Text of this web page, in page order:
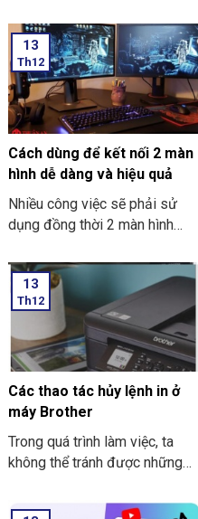
bị mất điện bạn quên chưa kịp
lưu hay laptop tắt nguồn đột
ngột làm cho bạn chưa thể kịp
lưu file. Và dưới đây là những
cách hướng dẫn bạn cách để
lấy lại file Excel chưa kịp lưu
đơn giản và dễ thực hiện.
13
Th12
Cách dùng để kết nối 2 màn
hình dễ dàng và hiệu quả
Nhiều công việc sẽ phải sử
dụng đồng thời 2 màn hình
tối ưu và nhanh hơn. Nhưng
cách dùng để kết nối 2 màn
hình dễ dàng và hiệu quả như
thế nào? Nếu bạn chưa biết thì
cùng Thiên Sơn Computer tìm
hiểu nhé.
13
Th12
Các thao tác hủy lệnh in ở
máy Brother
Trong quá trình làm việc, ta
không thể tránh được những
Sẽ có lúc bạn lỡ tay nhấn in